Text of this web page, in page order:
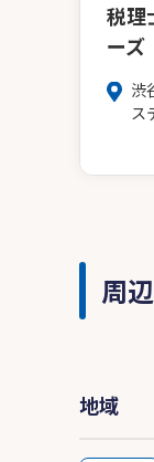
税理
ーズ
渋
ス
周
地域